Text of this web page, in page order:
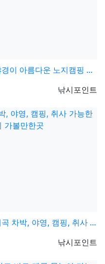
다운 노지캠핑 차박 명소 가볼…
등록자
낚시포인트
박, 야영, 캠핑, 취사 가능한 …
등록자
낚시포인트